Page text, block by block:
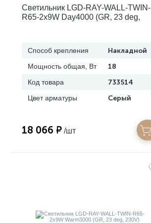
Светильник LGD-RAY-WALL-TWIN-
R65-2x9W Day4000 (GR, 23 deg,
Способ крепления Накладной
Мощность общая, Вт 18
Код товара 733514
Цвет арматуры Серый
18 066 ₽ /шт